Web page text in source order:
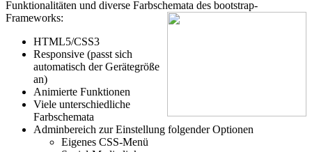
Funktionalitäten und diverse Farbschemata des bootstrap-
Frameworks:
HTML5/CSS3
Responsive (passt sich
automatisch der Gerätegröße
an)
Animierte Funktionen
Viele unterschiedliche
Farbschemata
Adminbereich zur Einstellung folgender Optionen
Eigenes CSS-Menü